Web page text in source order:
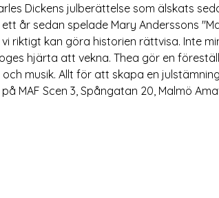
Dickens julberättelse som älskats
år sedan spelade Mary Anderssons
riktigt kan göra historien rättvisa. Inte
hjärta att vekna. Thea gör en
musik. Allt för att skapa en
MAF Scen 3, Spångatan 20, Malmö